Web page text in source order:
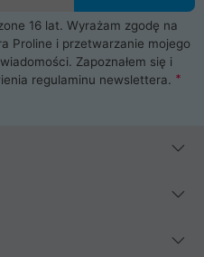
16 lat. Wyrażam zgodę na
Proline i przetwarzanie mojego
Zapoznałem się i
regulaminu newslettera.